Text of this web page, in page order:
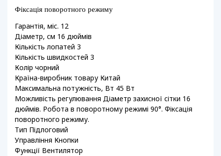
Фіксація поворотного режиму
Гарантія, міс. 12
Діаметр, см 16 дюймів
Кількість лопатей 3
Кількість швидкостей 3
Колір чорний
Країна-виробник товару Китай
Максимальна потужність, Вт 45 Вт
Можливість регулювання Діаметр захисної сітки 16
дюймів. Робота в поворотному режимі 90°. Фіксація
поворотного режиму.
Тип Підлоговий
Управління Кнопки
Функції Вентилятор